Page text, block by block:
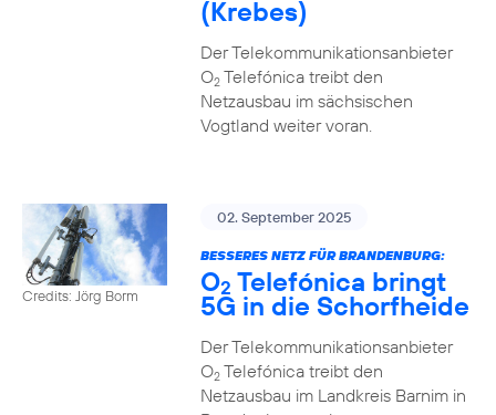
(Krebes)
Der Telekommunikationsanbieter
O2Telefónica treibt den
Netzausbau im sächsischen
Vogtland weiter voran.
Credits: Jörg Borm
02. September 2025
BESSERES NETZ FÜR BRANDENBURG:
O2 Telefónica bringt
5G in die Schorfheide
Der Telekommunikationsanbieter
O2Telefónica treibt den
Netzausbau im Landkreis Barnim in